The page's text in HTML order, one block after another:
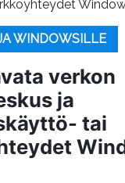
WINDOWSILLE
verkon
ja
tai